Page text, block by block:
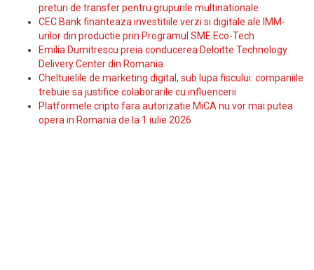
preturi de transfer pentru grupurile multinationale
CEC Bank finanteaza investitiile verzi si digitale ale IMM-
urilor din productie prin Programul SME Eco-Tech
Emilia Dumitrescu preia conducerea Deloitte Technology
Delivery Center din Romania
Cheltuielile de marketing digital, sub lupa fiscului: companiile
trebuie sa justifice colaborarile cu influencerii
Platformele cripto fara autorizatie MiCA nu vor mai putea
opera in Romania de la 1 iulie 2026